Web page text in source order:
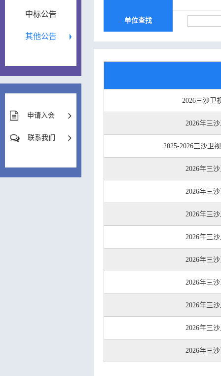
中标公告
其他公告
申请入会
联系我们
单位查找
2026三沙卫
2026年三
2025-2026三沙卫
2026年三
2026年三
2026年三
2026年三
2026年三
2026年三
2026年三
2026年三
2026年三